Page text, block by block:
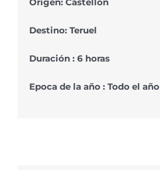
Destino: Teruel
Duración : 6 horas
Epoca de la año : Todo el año